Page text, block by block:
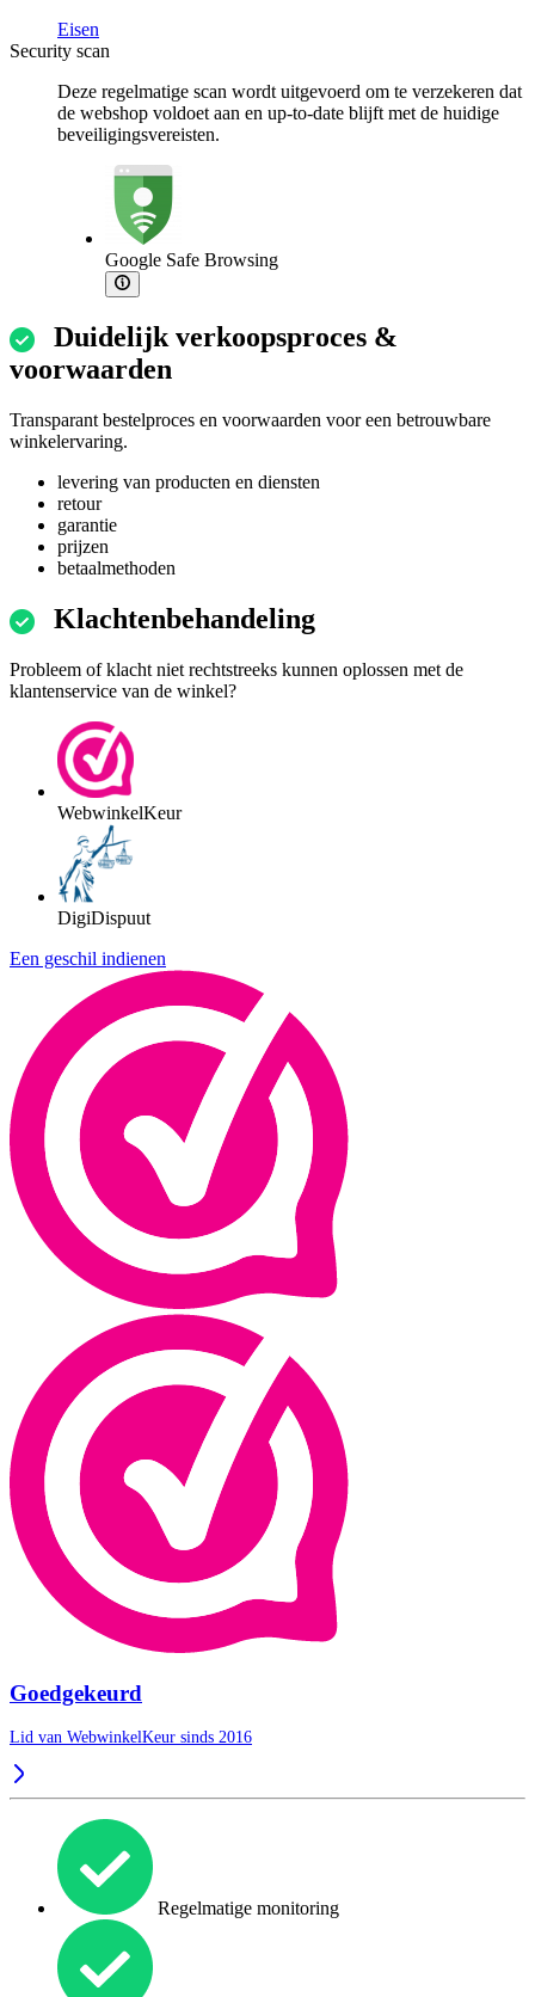
Eisen
Security scan
Deze regelmatige scan wordt uitgevoerd om te verzekeren dat
de webshop voldoet aan en up-to-date blijft met de huidige
beveiligingsvereisten.
Google Safe Browsing
Duidelijk verkoopsproces &
voorwaarden
Transparant bestelproces en voorwaarden voor een betrouwbare
winkelervaring.
levering van producten en diensten
retour
garantie
prijzen
betaalmethoden
Klachtenbehandeling
Probleem of klacht niet rechtstreeks kunnen oplossen met de
klantenservice van de winkel?
WebwinkelKeur
DigiDispuut
Een geschil indienen
Goedgekeurd
Lid van WebwinkelKeur sinds 2016
Regelmatige monitoring